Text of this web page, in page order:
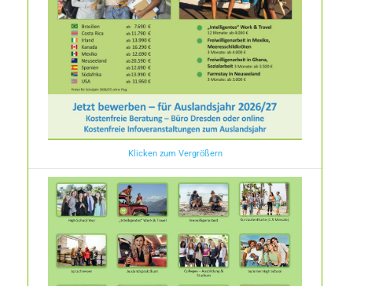
Klicken zum Vergrößern